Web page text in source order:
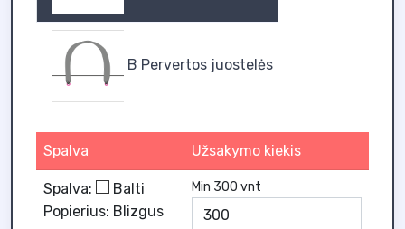
B Pervertos juostelės
Spalva Užsakymo kiekis
Spalva:
Balti
Popierius: Blizgus
Min 300 vnt